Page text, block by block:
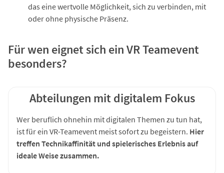
das eine wertvolle Möglichkeit, sich zu verbinden, mit
oder ohne physische Präsenz.
Für wen eignet sich ein VR Teamevent
besonders?
Abteilungen mit digitalem Fokus
Wer beruflich ohnehin mit digitalen Themen zu tun hat,
ist für ein VR-Teamevent meist sofort zu begeistern. Hier
treffen Technikaffinität und spielerisches Erlebnis auf
ideale Weise zusammen.